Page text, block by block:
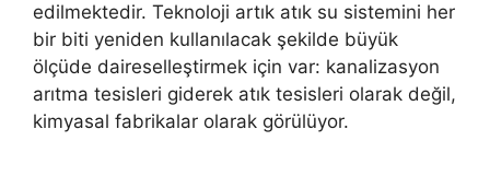
edilmektedir. Teknoloji artık atık su sistemini her
bir biti yeniden kullanılacak şekilde büyük
ölçüde daireselleştirmek için var: kanalizasyon
arıtma tesisleri giderek atık tesisleri olarak değil,
kimyasal fabrikalar olarak görülüyor.